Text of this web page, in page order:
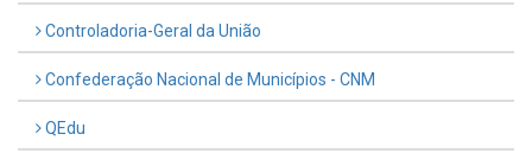
LINKS ÚTEIS